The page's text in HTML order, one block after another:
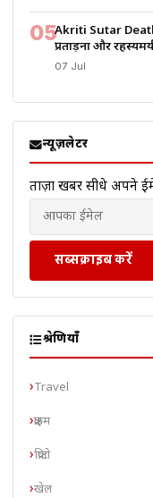
05Akriti Sutar Death
प्रताड़ना और
07 Jul
न्यूज़लेटर
ताज़ा खबरें सीधे अपने
सब्सक्राइब करें
श्रेणियाँ
Travel
क्राइम
क्रिप्टो
खेल